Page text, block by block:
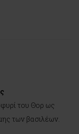
του Θορ ως
των βασιλέων.